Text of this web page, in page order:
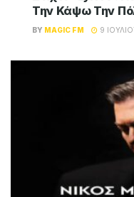
Στίχοι – Lyrics :
BY MAGIC FM 17